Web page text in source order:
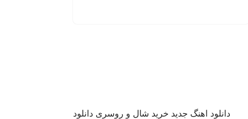
دانلود اهنگ جدید خرید شال و روسری دانلود